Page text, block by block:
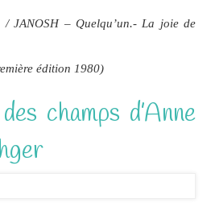
/ JANOSH – Quelqu’un.- La joie de
édition 1980)
champs d’Anne